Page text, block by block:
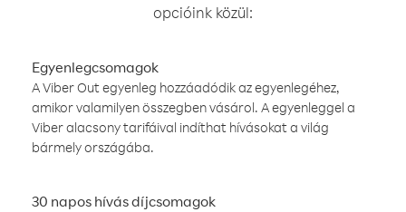
opcióink közül:
Egyenlegcsomagok
A Viber Out egyenleg hozzáadódik az egyenlegéhez,
amikor valamilyen összegben vásárol. A egyenleggel a
Viber alacsony tarifáival indíthat hívásokat a világ
bármely országába.
30 napos hívás díjcsomagok